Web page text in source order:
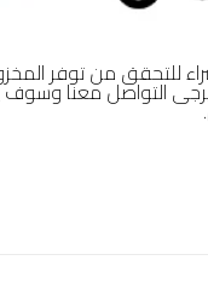
للتحقق من توفر
ريال او نفاذ الكمية يرجى التواصل